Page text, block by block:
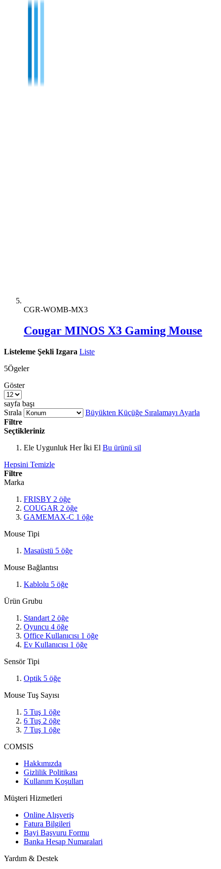
CGR-WOMB-MX3
Cougar MINOS X3 Gaming Mouse
Listeleme Şekli Izgara Liste
5Ögeler
Göster
sayfa başı
Sırala
Büyükten Küçüğe Sıralamayı Ayarla
Filtre
Seçtikleriniz
Ele Uygunluk Her İki El Bu ürünü sil
Hepsini Temizle
Filtre
Marka
FRISBY 2 öğe
COUGAR 2 öğe
GAMEMAX-C 1 öğe
Mouse Tipi
Masaüstü 5 öğe
Mouse Bağlantısı
Kablolu 5 öğe
Ürün Grubu
Standart 2 öğe
Oyuncu 4 öğe
Office Kullanıcısı 1 öğe
Ev Kullanıcısı 1 öğe
Sensör Tipi
Optik 5 öğe
Mouse Tuş Sayısı
5 Tuş 1 öğe
6 Tuş 2 öğe
7 Tuş 1 öğe
COMSIS
Hakkımızda
Gizlilik Politikası
Kullanım Koşulları
Müşteri Hizmetleri
Online Alışveriş
Fatura Bilgileri
Bayi Başvuru Formu
Banka Hesap Numaralari
Yardım & Destek